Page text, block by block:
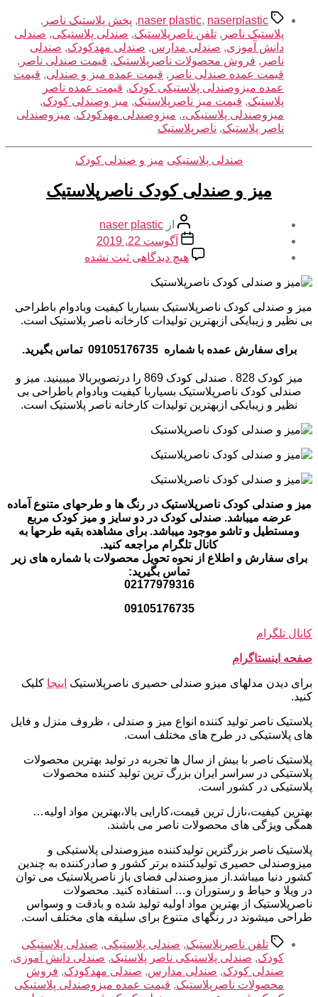
برچسب‌ها
naser plastic, naserplastic
, پخش پلاستیک ناصر ,
پلاستیک ناصر , تلفن ناصرپلاستیک, صندلی پلاستیکی, صندلی
دانش آموزی, صندلی مدارس, صندلی مهدکودک, صندلی
ناصر , فروش محصولات ناصرپلاستیک, قیمت صندلی ناصر ,
قیمت عمده صندلی ناصر , قیمت عمده میز و صندلی, قیمت
عمده میزوصندلی پلاستیکی کودک, قیمت عمده ناصر
پلاستیک, قیمت میز ناصرپلاستیک, میز وصندلی کودک,
میزوصندلی پلاستیکی،, میزوصندلی مهدکودک, میزوصندلی
ناصر پلاستیک, ناصرپلاستیک
دسته‌ها صندلی پلاستیکی میز و صندلی کودک
میز و صندلی کودک ناصرپلاستیک
نویسنده
نوشته
از naser plastic
تاریخ
نوشته
آگوست 22, 2019
هیچ دیدگاهی برای
کودک
ناصرپلاستیک
ثبت نشده
میز و صندلی کودک ناصرپلاستیک بسیاربا کیفیت وبادوام باطراحی
بی نظیر و زیبایکی ازبهترین تولیدات کارخانه ناصر پلاستیک است.
برای سفارش عمده با شماره 09105176735 تماس بگیرید.
میز کودک 828 . صندلی کودک 869 را درتصویربالا میبینید. میز و
صندلی کودک ناصرپلاستیک بسیاربا کیفیت وبادوام باطراحی بی
نظیر و زیبایکی ازبهترین تولیدات کارخانه ناصر پلاستیک است.
میز و صندلی کودک ناصرپلاستیک در رنگ ها و طرحهای متنوع آماده
عرضه میباشد. صندلی کودک در دو سایز و میز کودک مربع
ومستطیل و تاشو موجود میباشد. برای مشاهده بقیه طرحها به
کانال تلگرام مراجعه کنید.
برای سفارش و اطلاع از نحوه تحویل محصولات با شماره های زیر
تماس بگیرید:
02177979316
09105176735
کانال تلگرام
صفحه اینستاگرام
برای دیدن مدلهای میزو صندلی حصیری ناصرپلاستیک اینجا کلیک
کنید.
پلاستیک ناصر تولید کننده انواع میز و صندلی ، ظروف منزل و فایل
های پلاستیکی در طرح های مختلف است.
پلاستیک ناصر با بیش از سال ها تجربه در تولید بهترین محصولات
پلاستیکی در سراسر ایران بزرگ ترین تولید کننده محصولات
پلاستیکی در کشور است.
بهترین کیفیت،نازل ترین قیمت،کارایی بالا،بهترین مواد اولیه…
همگی ویژگی های محصولات ناصر می باشند.
پلاستیک ناصر بزرگترین تولیدکننده میزوصندلی پلاستیکی و
میزوصندلی حصیری تولیدکننده برتر کشور و صادرکننده به چندین
کشور دنیا میباشد.از میزوصندلی فضای باز ناصرپلاستیک می توان
در ویلا و حیاط و رستوران و… استفاده کنید. محصولات
ناصرپلاستیک از بهترین مواد اولیه تولید شده و بادقت و وسواس
طراحی میشوند در رنگهای متنوع برای سلیقه های مختلف است.
برچسب‌ها
تلفن ناصرپلاستیک, صندلی پلاستیکی, صندلی پلاستیکی
کودک, صندلی پلاستیکی ناصر پلاستیک, صندلی دانش آموزی,
صندلی کودک, صندلی مدارس, صندلی مهدکودک, فروش
محصولات ناصرپلاستیک, قیمت عمده میزوصندلی پلاستیکی